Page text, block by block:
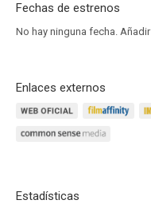
Fechas de estrenos
No hay ninguna fecha. Añadir
Enlaces externos
Estadísticas